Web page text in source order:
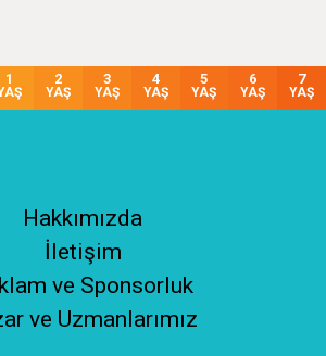
1 2
YAŞ
3
YAŞ
4
YAŞ
5
YAŞ
6
YAŞ
7
YAŞ
Hakkımızda
İletişim
ve Sponsorluk
ve Uzmanlarımız